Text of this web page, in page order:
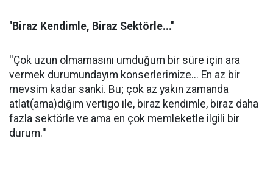
''Biraz Kendimle, Biraz Sektörle...''
''Çok uzun olmamasını umduğum bir süre için ara
vermek durumundayım konserlerimize... En az bir
mevsim kadar sanki. Bu; çok az yakın zamanda
atlat(ama)dığım vertigo ile, biraz kendimle, biraz daha
fazla sektörle ve ama en çok memleketle ilgili bir
durum.''